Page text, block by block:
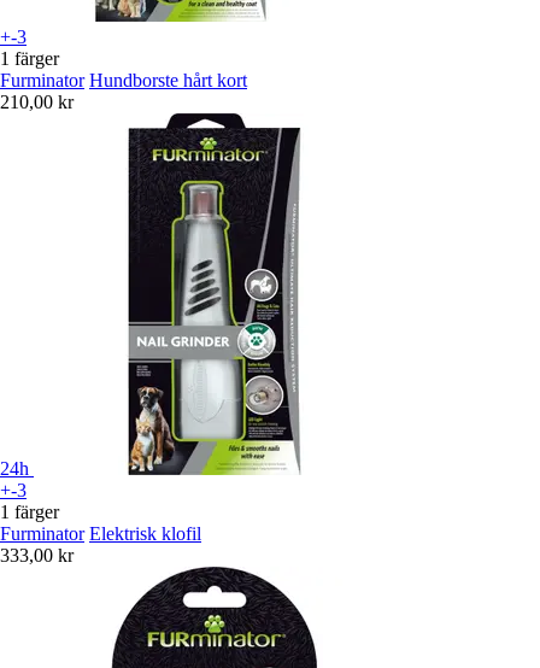
+-3
1 färger
Furminator Hundborste hårt kort
210,00 kr
24h
+-3
1 färger
Furminator Elektrisk klofil
333,00 kr